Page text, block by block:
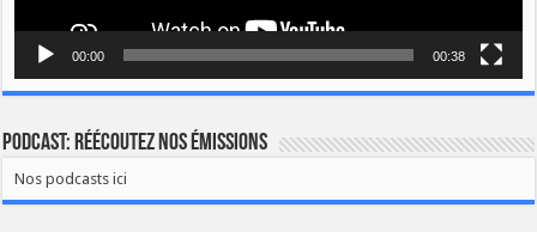
00:00 00:38
Podcast: Réécoutez nos émissions
Nos podcasts ici